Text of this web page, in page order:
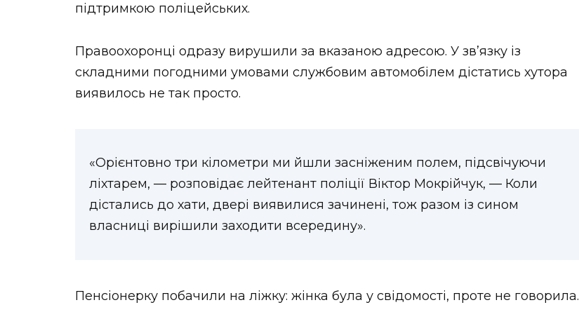
підтримкою поліцейських.
Правоохоронці одразу вирушили за вказаною адресою. У зв’язку із
складними погодними умовами службовим автомобілем дістатись хутора
виявилось не так просто.
«Орієнтовно три кілометри ми йшли засніженим полем, підсвічуючи
ліхтарем, — розповідає лейтенант поліції Віктор Мокрійчук, — Коли
дістались до хати, двері виявилися зачинені, тож разом із сином
власниці вирішили заходити всередину».
Пенсіонерку побачили на ліжку: жінка була у свідомості, проте не говорила.